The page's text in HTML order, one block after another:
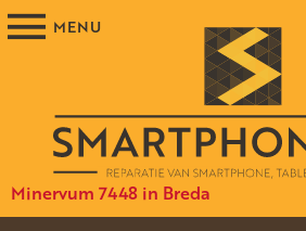
Minervum 7448 in Breda